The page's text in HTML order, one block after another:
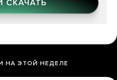
НА ЭТОЙ НЕДЕЛЕ